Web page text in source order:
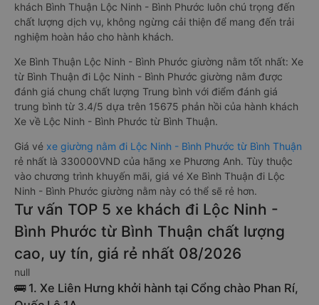
khách Bình Thuận Lộc Ninh - Bình Phước luôn chú trọng đến
chất lượng dịch vụ, không ngừng cải thiện để mang đến trải
nghiệm hoàn hảo cho hành khách.
Xe Bình Thuận Lộc Ninh - Bình Phước giường nằm tốt nhất: Xe
từ Bình Thuận đi Lộc Ninh - Bình Phước giường nằm được
đánh giá chung chất lượng Trung bình với điểm đánh giá
trung bình từ 3.4/5 dựa trên 15675 phản hồi của hành khách
Xe về Lộc Ninh - Bình Phước từ Bình Thuận.
Giá vé xe giường nằm đi Lộc Ninh - Bình Phước từ Bình Thuận
rẻ nhất là 330000VND của hãng xe Phương Anh. Tùy thuộc
vào chương trình khuyến mãi, giá vé Xe Bình Thuận đi Lộc
Ninh - Bình Phước giường nằm này có thể sẽ rẻ hơn.
Tư vấn TOP 5 xe khách đi Lộc Ninh -
Bình Phước từ Bình Thuận chất lượng
cao, uy tín, giá rẻ nhất 08/2026
null
🚌 1. Xe Liên Hưng khởi hành tại Cổng chào Phan Rí,